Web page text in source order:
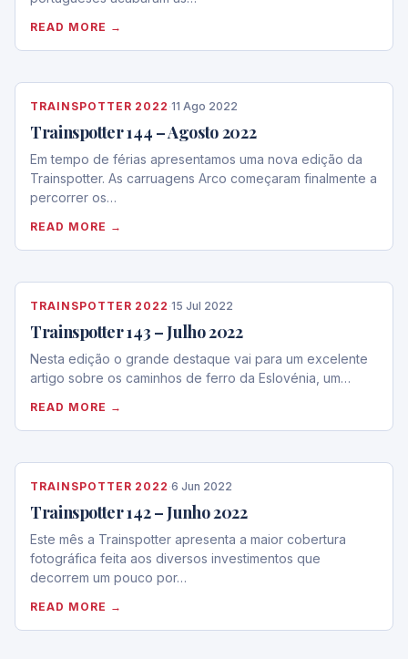
READ MORE →
TRAINSPOTTER 2022 ·11 Ago 2022
Trainspotter 144 – Agosto 2022
Em tempo de férias apresentamos uma nova edição da
Trainspotter. As carruagens Arco começaram finalmente a
percorrer os…
READ MORE →
TRAINSPOTTER 2022 ·15 Jul 2022
Trainspotter 143 – Julho 2022
Nesta edição o grande destaque vai para um excelente
artigo sobre os caminhos de ferro da Eslovénia, um…
READ MORE →
TRAINSPOTTER 2022 ·6 Jun 2022
Trainspotter 142 – Junho 2022
Este mês a Trainspotter apresenta a maior cobertura
fotográfica feita aos diversos investimentos que
decorrem um pouco por…
READ MORE →